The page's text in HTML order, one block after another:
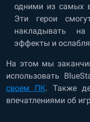
одними из самых
Эти герои
накладывать
эффекты и
На этом мы
использовать
своем ПК. Также
впечатлениями об